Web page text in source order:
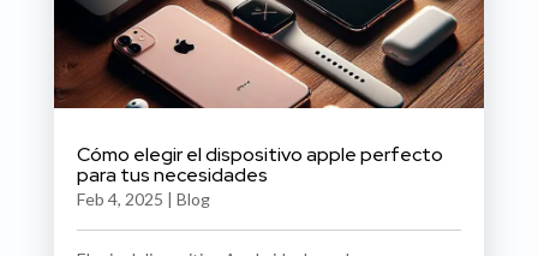
Cómo elegir el dispositivo apple perfecto
para tus necesidades
Feb 4, 2025 | Blog